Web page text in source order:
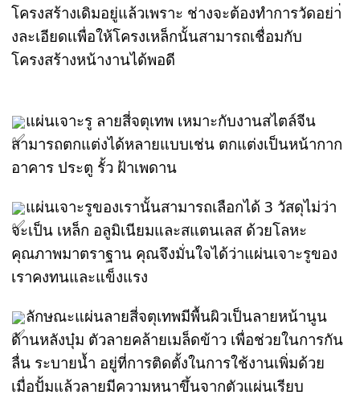
โครงสร้างเดิมอยู่แล้วเพราะ ช่างจะต้องทำการวัดอย่า่
งละเอียดเเพื่อให้โครงเหล็กนั้นสามารถเชื่อมกับ
โครงสร้างหน้างานได้พอดี
แผ่นเจาะรู ลายสี่จตุเทพ เหมาะกับงานสไตล์จีน
สามารถตกแต่งได้หลายแบบเช่น ตกแต่งเป็นหน้ากาก
อาคาร ประตู รั้ว ฝ้าเพดาน
แผ่นเจาะรูของเรานั้นสามารถเลือกได้ 3 วัสดุไม่ว่า
จะเป็น เหล็ก อลูมิเนียมและสแตนเลส ด้วยโลหะ
คุณภาพมาตราฐาน คุณจึงมั่นใจได้ว่าแผ่นเจาะรูของ
เราคงทนและแข็งแรง
ลักษณะแผ่นลายสี่จตุเทพมีพื้นผิวเป็นลายหน้านูน
ด้านหลังบุ๋ม ตัวลายคล้ายเมล็ดข้าว เพื่อช่วยในการกัน
ลื่น ระบายน้ำ อยู่ที่การติดตั้งในการใช้งานเพิ่มด้วย
เมื่อปั้มแล้วลายมีความหนาขึ้นจากตัวแผ่นเรียบ